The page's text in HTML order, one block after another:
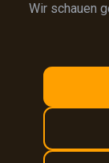
Wir schauen